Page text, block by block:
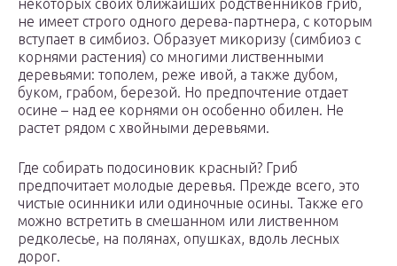
некоторых своих ближайших родственников гриб,
не имеет строго одного дерева-партнера, с которым
вступает в симбиоз. Образует микоризу (симбиоз с
корнями растения) со многими лиственными
деревьями: тополем, реже ивой, а также дубом,
буком, грабом, березой. Но предпочтение отдает
осине – над ее корнями он особенно обилен. Не
растет рядом с хвойными деревьями.
Где собирать подосиновик красный? Гриб
предпочитает молодые деревья. Прежде всего, это
чистые осинники или одиночные осины. Также его
можно встретить в смешанном или лиственном
редколесье, на полянах, опушках, вдоль лесных
дорог.